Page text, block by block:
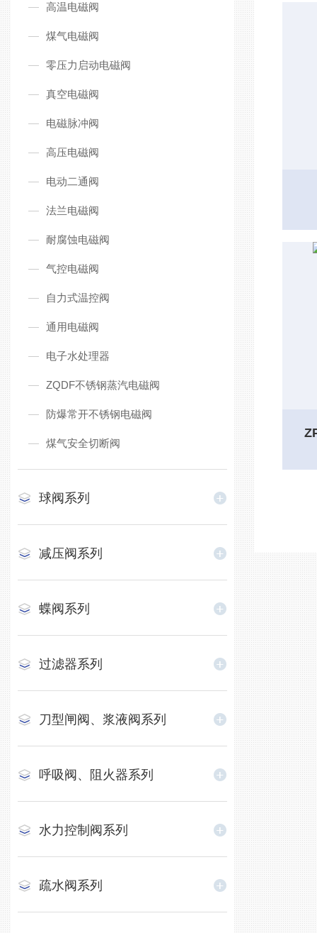
高温电磁阀
煤气电磁阀
零压力启动电磁阀
真空电磁阀
电磁脉冲阀
高压电磁阀
电动二通阀
法兰电磁阀
耐腐蚀电磁阀
气控电磁阀
自力式温控阀
通用电磁阀
电子水处理器
ZQDF不锈钢蒸汽电磁阀
防爆常开不锈钢电磁阀
煤气安全切断阀
球阀系列
减压阀系列
蝶阀系列
过滤器系列
刀型闸阀、浆液阀系列
呼吸阀、阻火器系列
水力控制阀系列
疏水阀系列